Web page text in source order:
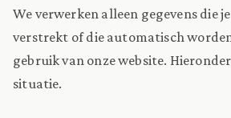
We verwerken alleen gegevens die
verstrekt of die automatisch
gebruik van onze website.
situatie.